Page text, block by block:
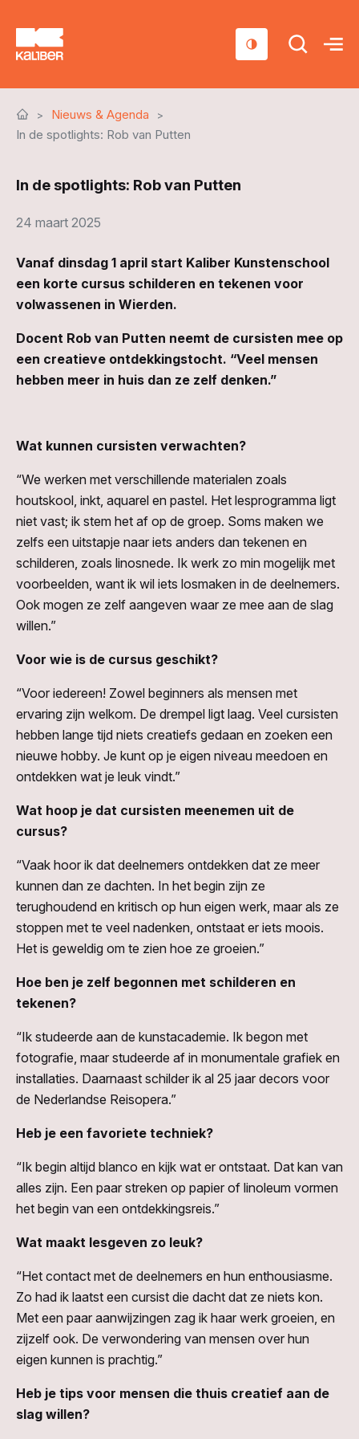
Scholen
Contact
Nieuws & Agenda
In de spotlights: Rob van Putten
In de spotlights: Rob van Putten
24 maart 2025
Vanaf dinsdag 1 april start Kaliber Kunstenschool
een korte cursus schilderen en tekenen voor
volwassenen in Wierden.
Docent Rob van Putten neemt de cursisten mee op
een creatieve ontdekkingstocht. “Veel mensen
hebben meer in huis dan ze zelf denken.”
Wat kunnen cursisten verwachten?
“We werken met verschillende materialen zoals
houtskool, inkt, aquarel en pastel. Het lesprogramma ligt
niet vast; ik stem het af op de groep. Soms maken we
zelfs een uitstapje naar iets anders dan tekenen en
schilderen, zoals linosnede. Ik werk zo min mogelijk met
voorbeelden, want ik wil iets losmaken in de deelnemers.
Ook mogen ze zelf aangeven waar ze mee aan de slag
willen.”
Voor wie is de cursus geschikt?
“Voor iedereen! Zowel beginners als mensen met
ervaring zijn welkom. De drempel ligt laag. Veel cursisten
hebben lange tijd niets creatiefs gedaan en zoeken een
nieuwe hobby. Je kunt op je eigen niveau meedoen en
ontdekken wat je leuk vindt.”
Wat hoop je dat cursisten meenemen uit de
cursus?
“Vaak hoor ik dat deelnemers ontdekken dat ze meer
kunnen dan ze dachten. In het begin zijn ze
terughoudend en kritisch op hun eigen werk, maar als ze
stoppen met te veel nadenken, ontstaat er iets moois.
Het is geweldig om te zien hoe ze groeien.”
Hoe ben je zelf begonnen met schilderen en
tekenen?
“Ik studeerde aan de kunstacademie. Ik begon met
fotografie, maar studeerde af in monumentale grafiek en
installaties. Daarnaast schilder ik al 25 jaar decors voor
de Nederlandse Reisopera.”
Heb je een favoriete techniek?
“Ik begin altijd blanco en kijk wat er ontstaat. Dat kan van
alles zijn. Een paar streken op papier of linoleum vormen
het begin van een ontdekkingsreis.”
Wat maakt lesgeven zo leuk?
“Het contact met de deelnemers en hun enthousiasme.
Zo had ik laatst een cursist die dacht dat ze niets kon.
Met een paar aanwijzingen zag ik haar werk groeien, en
zijzelf ook. De verwondering van mensen over hun
eigen kunnen is prachtig.”
Heb je tips voor mensen die thuis creatief aan de
slag willen?